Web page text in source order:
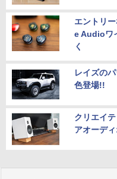
エントリ
e Audioワ
く
レイズの
色登場!!
クリエイ
アオーデ